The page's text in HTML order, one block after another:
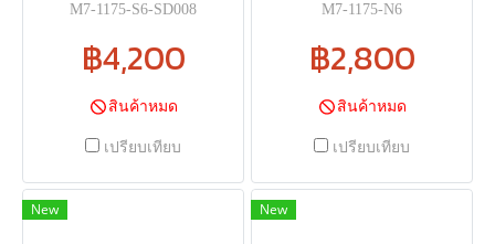
M7-1175-S6-SD008
฿4,200
สินค้าหมด
เปรียบเทียบ
M7-1175-N6
฿2,800
สินค้าหมด
เปรียบเทียบ
New New